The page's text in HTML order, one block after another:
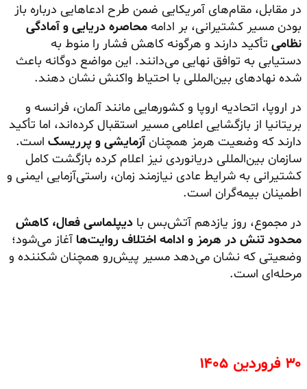
در مقابل، مقام‌های آمریکایی ضمن طرح ادعاهایی درباره باز
بودن مسیر کشتیرانی، بر ادامه محاصره دریایی و آمادگی
نظامی تأکید دارند و هرگونه کاهش فشار را منوط به
دستیابی به توافق نهایی می‌دانند. این مواضع دوگانه باعث
شده نهادهای بین‌المللی با احتیاط واکنش نشان دهند.
در اروپا، اتحادیه اروپا و کشورهایی مانند آلمان، فرانسه و
بریتانیا از بازگشایی اعلامی مسیر استقبال کرده‌اند، اما تأکید
دارند که وضعیت هرمز همچنان آزمایشی و پرریسک است.
سازمان بین‌المللی دریانوردی نیز اعلام کرده بازگشت کامل
کشتیرانی به شرایط عادی نیازمند زمان، راستی‌آزمایی ایمنی و
اطمینان بیمه‌گران است.
در مجموع، روز یازدهم آتش‌بس با دیپلماسی فعال، کاهش
محدود تنش در هرمز و ادامه اختلاف روایت‌ها آغاز می‌شود؛
وضعیتی که نشان می‌دهد مسیر پیش‌رو همچنان شکننده و
مرحله‌ای است.
۳۰ فروردین ۱۴۰۵